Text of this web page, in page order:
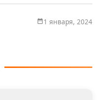
1 января, 2024